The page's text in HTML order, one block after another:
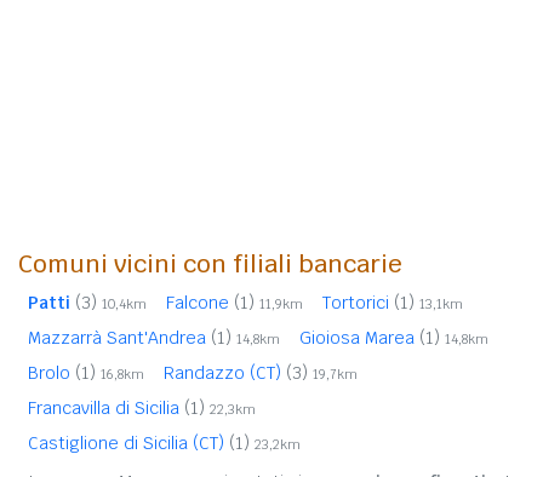
Comuni vicini con filiali bancarie
Patti (3) 10,4km Falcone (1) 11,9km Tortorici (1) 13,1km
Mazzarrà Sant'Andrea (1) 14,8km Gioiosa Marea (1) 14,8km
Brolo (1) 16,8km Randazzo (CT) (3) 19,7km
Francavilla di Sicilia (1) 22,3km
Castiglione di Sicilia (CT) (1) 23,2km